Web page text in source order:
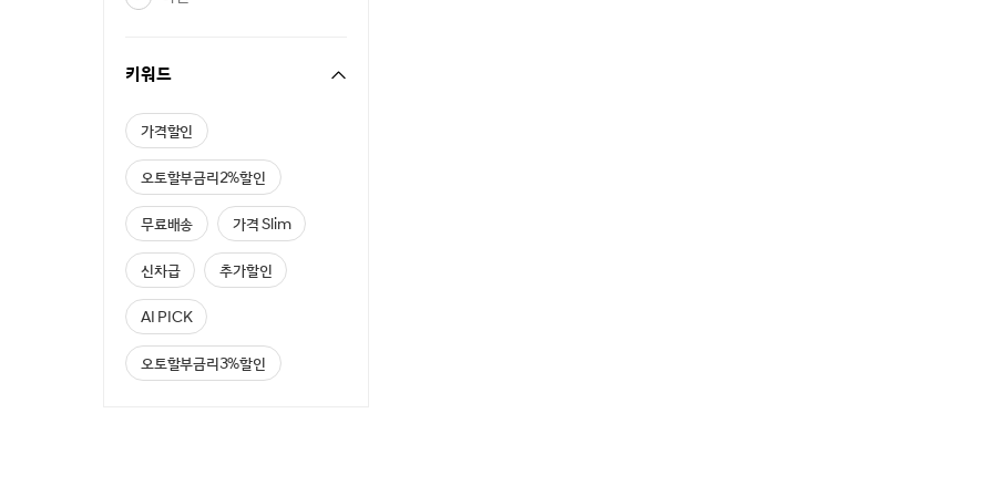
키워드
가격할인
오토할부금리2%할인
무료배송 가격 Slim
신차급 추가할인
AI PICK
오토할부금리3%할인